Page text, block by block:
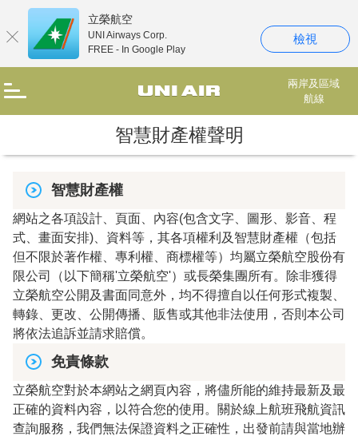
兩岸及區域
航線
智慧財產權聲明
智慧財產權
網站之各項設計、頁面、內容(包含文字、圖形、影音、程
式、畫面安排)、資料等，其各項權利及智慧財產權（包括
但不限於著作權、專利權、商標權等）均屬立榮航空股份有
限公司（以下簡稱'立榮航空'）或長榮集團所有。除非獲得
立榮航空公開及書面同意外，均不得擅自以任何形式複製、
轉錄、更改、公開傳播、販售或其他非法使用，否則本公司
將依法追訴並請求賠償。
免責條款
立榮航空對於本網站之網頁內容，將儘所能的維持最新及最
正確的資料內容，以符合您的使用。關於線上航班飛航資訊
查詢服務，我們無法保證資料之正確性，出發前請與當地辦
立榮航空
UNI Airways Corp.
FREE - In Google Play
檢視